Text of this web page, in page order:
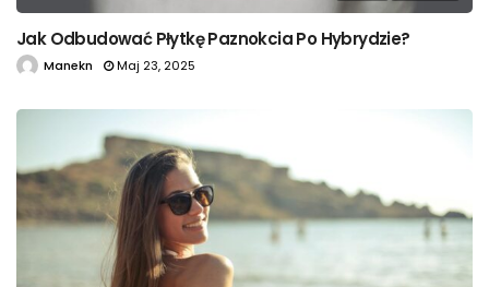
Jak Odbudować Płytkę Paznokcia Po Hybrydzie?
Manekn Maj 23, 2025